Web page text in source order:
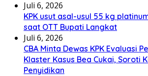
Juli 6, 2026
KPK usut asal-usul 55 kg
saat OTT Bupati Langkat
Juli 6, 2026
CBA Minta Dewas KPK Evaluasi
Klaster Kasus Bea Cukai, Soroti
Penyidikan